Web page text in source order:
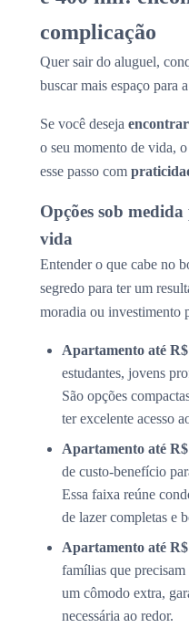
complicação
Quer sair do aluguel,
buscar mais espaço para
Se você deseja
o seu momento de vida,
esse passo com
Opções sob
vida
Entender o que cabe no
segredo para ter um
moradia ou investimento
Apartamento até
estudantes, jovens
São opções
ter excelente acesso
Apartamento até
de custo-benefício
Essa faixa reúne
de lazer completas e
Apartamento até
famílias que precisam
um cômodo extra,
necessária ao redor.